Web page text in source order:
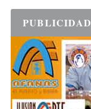
PUBLICIDAD